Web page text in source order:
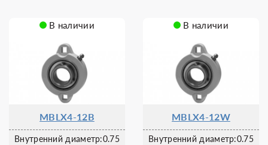
В наличии
MBLX4-12B
Внутренний диаметр:0.75
В наличии
MBLX4-12W
Внутренний диаметр:0.75